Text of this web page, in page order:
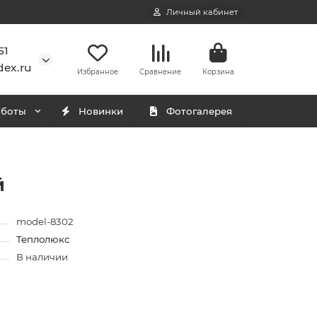
Личный кабинет
Избранное Сравнение Корзина
Новинки Фотогалерея
model-8302
Теплолюкс
В наличии